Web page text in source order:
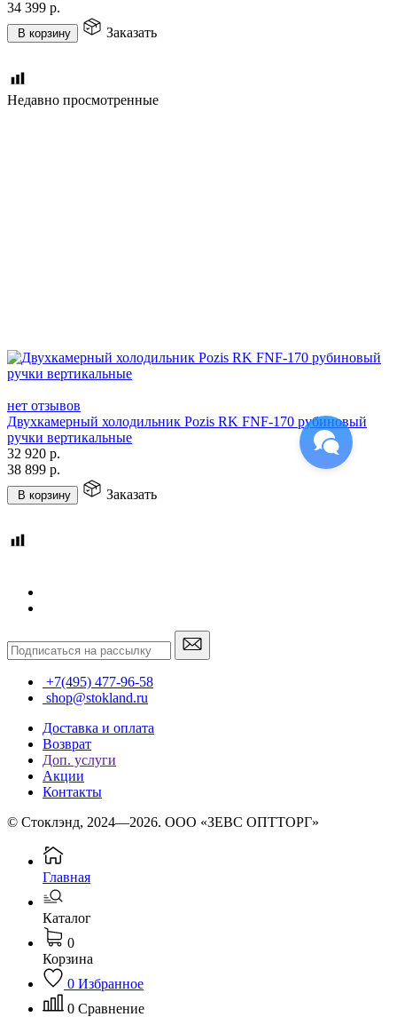
34 399 р.
В корзину Заказать
Недавно просмотренные
нет отзывов
Двухкамерный холодильник Pozis RK FNF-170 рубиновый
ручки вертикальные
32 920 р.
38 899 р.
В корзину Заказать
+7(495) 477-96-58
shop@stokland.ru
Доставка и оплата
Возврат
Доп. услуги
Акции
Контакты
© Стоклэнд, 2024—2026. ООО «ЗЕВС ОПТТОРГ»
Главная
Каталог
0
Корзина
0 Избранное
0 Сравнение